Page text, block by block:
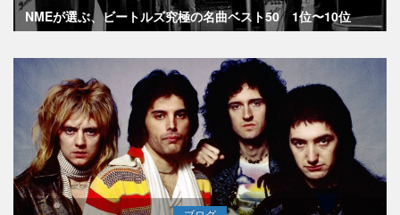
NMEが選ぶ、ビートルズ究極の名曲ベスト50 1位〜10位